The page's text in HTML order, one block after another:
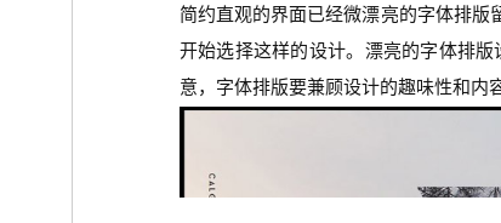
简约直观的界面已经微漂亮的字体排版
开始选择这样的设计。漂亮的字体排
意，字体排版要兼顾设计的趣味性和内